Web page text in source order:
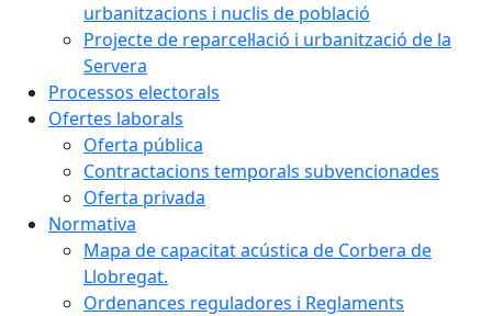
urbanitzacions i nuclis de població
Projecte de reparcel·lació i urbanització de la
Servera
Processos electorals
Ofertes laborals
Oferta pública
Contractacions temporals subvencionades
Oferta privada
Normativa
Mapa de capacitat acústica de Corbera de
Llobregat.
Ordenances reguladores i Reglaments